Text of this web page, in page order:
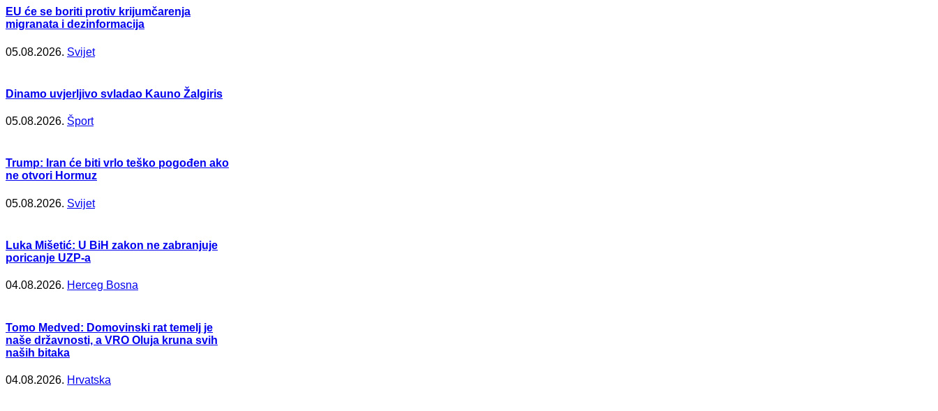
EU će se boriti protiv krijumčarenja
migranata i dezinformacija
05.08.2026. Svijet
Dinamo uvjerljivo svladao Kauno Žalgiris
05.08.2026. Šport
Trump: Iran će biti vrlo teško pogođen ako
ne otvori Hormuz
05.08.2026. Svijet
Luka Mišetić: U BiH zakon ne zabranjuje
poricanje UZP-a
04.08.2026. Herceg Bosna
Tomo Medved: Domovinski rat temelj je
naše državnosti, a VRO Oluja kruna svih
naših bitaka
04.08.2026. Hrvatska